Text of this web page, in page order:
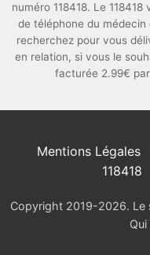
numéro 118418. Le
de téléphone du
recherchez pour vous
en relation, si vous le
facturée 2.99€
Mentions Légales
118418
Copyright 2019-2026. Le